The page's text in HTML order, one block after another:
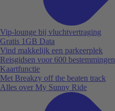
Vip-lounge bij vluchtvertraging
Gratis 1GB Data
Vind makkelijk een parkeerplek
Reisgidsen voor 600 bestemmingen
Kaartfunctie
Met Breakzy off the beaten track
Alles over My Sunny Ride